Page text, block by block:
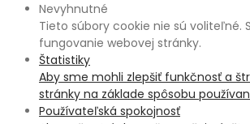
Nevyhnutné
Tieto súbory cookie nie sú voliteľné.
fungovanie webovej stránky.
Štatistiky
Aby sme mohli zlepšiť funkčnosť a
stránky na základe spôsobu
Používateľská spokojnosť